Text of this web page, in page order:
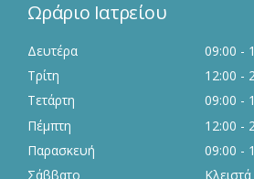
Ωράριο Ιατρείου
Δευτέρα
09:00 -
Τρίτη
12:00 -
Τετάρτη
09:00 -
Πέμπτη
12:00 -
Παρασκευή
09:00 -
Σάββατο
Κλειστά